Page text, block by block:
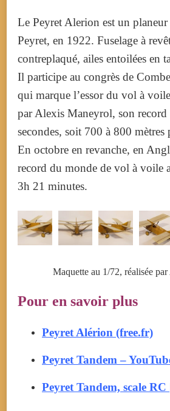
Le Peyret Alerion est un
Peyret, en 1922. Fuselage à
contreplaqué, ailes entoilées en
Il participe au congrès de
qui marque l’essor du vol à
par Alexis Maneyrol, son
secondes, soit 700 à 800 mètres
En octobre en revanche, en
record du monde de vol à voile
3h 21 minutes.
Maquette au 1/72, réalisée
Pour en savoir plus
Peyret Alérion (free.fr)
Peyret Tandem –
Peyret Tandem, scale